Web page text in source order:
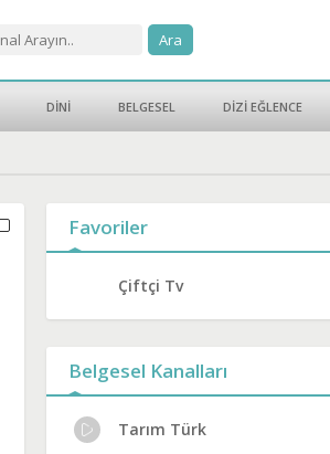
DİNİ BELGESEL DİZİ EĞLENCE
Favoriler
Çiftçi Tv
Belgesel Kanalları
Tarım Türk